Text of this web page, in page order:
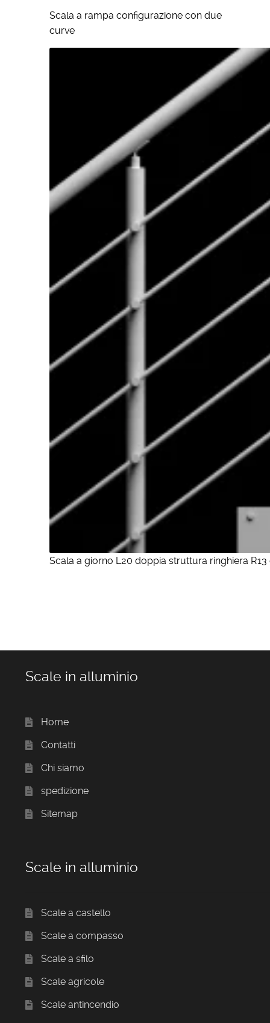
Scala a rampa configurazione con due
curve
Scala a giorno L20 doppia struttura ringhiera
Scale in alluminio
Home
Contatti
Chi siamo
spedizione
Sitemap
Scale in alluminio
Scale a castello
Scale a compasso
Scale a sfilo
Scale agricole
Scale antincendio